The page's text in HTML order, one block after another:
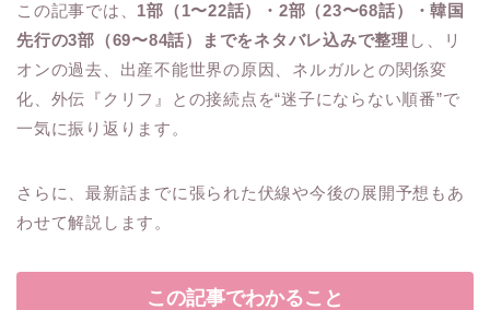
この記事では、 1部（1〜22話）・2部（23〜68話）・韓国
先行の3部（69〜84話）までをネタバレ込みで整理 し、リ
オンの過去、出産不能世界の原因、ネルガルとの関係変
化、外伝『クリフ』との接続点を“迷子にならない順番”で
一気に振り返ります。
さらに、最新話までに張られた伏線や今後の展開予想もあ
わせて解説します。
この記事でわかること